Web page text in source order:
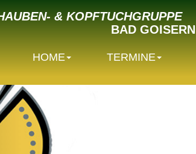
& KOPFTUCHGRUPPE
BAD GOISERN
HOME TERMINE